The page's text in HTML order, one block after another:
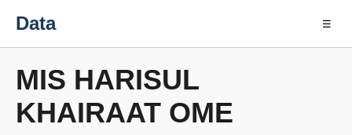
Data ☰
MIS HARISUL
KHAIRAAT OME